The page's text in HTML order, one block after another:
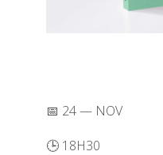
📅 24 — NOV
🕒 18H30